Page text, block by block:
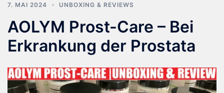
7. MAI 2024 UNBOXING & REVIEWS
AOLYM Prost-Care – Bei
Erkrankung der Prostata